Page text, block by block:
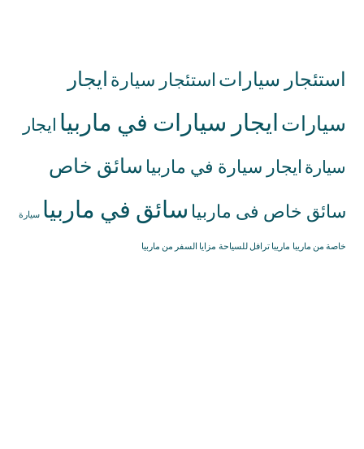
استئجار سياراتاستئجار سيارةايجار
سياراتايجار سيارات في ماربياايجار
سيارةايجار سيارة في ماربياسائق خاص
سائق خاص فى ماربياسائق في ماربياسيارة
خاصة من ماريباماريبا ترافل للسياحةمزايا السفر من ماربيا